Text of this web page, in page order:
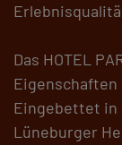
Das HOTEL
Eigenschaften
Eingebettet in
Lüneburger